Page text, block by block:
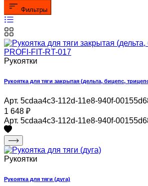
Фильтры
Рукоятки
Рукоятка для тяги закрытая (дельта, бицепс,
Арт. 5cdaa4c3-112d-11e8-940f-
1 648 ₽
Арт. 5cdaa4c3-112d-11e8-940f-
Рукоятки
Рукоятка для тяги (дуга)